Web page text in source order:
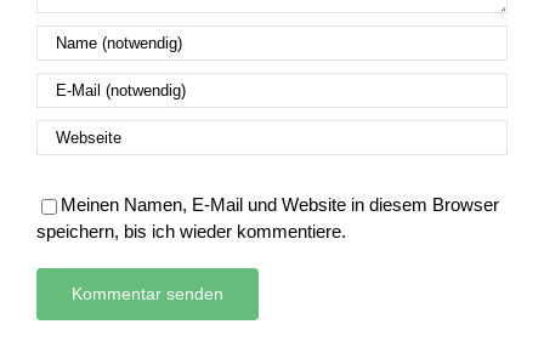
Meinen Namen, E-Mail und Website in diesem Browser
speichern, bis ich wieder kommentiere.